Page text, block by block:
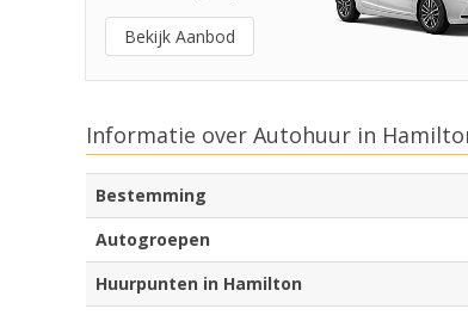
Bekijk Aanbod
Informatie over Autohuur in
Bestemming
Autogroepen
Huurpunten in Hamilton